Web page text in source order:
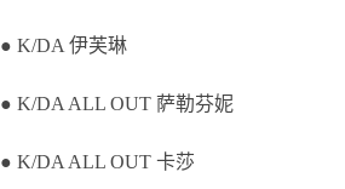
● K/DA 伊芙琳
● K/DA ALL OUT 萨勒芬妮
● K/DA ALL OUT 卡莎